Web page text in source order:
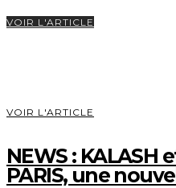
VOIR L'ARTICLE
VOIR L'ARTICLE
NEWS : KALASH
PARIS, une